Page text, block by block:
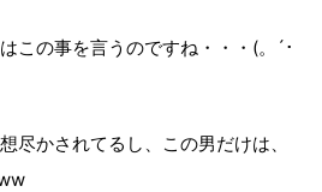
この事を言うのですね・・・(。´･
尽かされてるし、この男だけは、